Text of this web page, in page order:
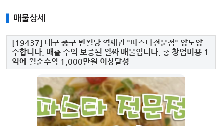
매물상세
[19437] 대구 중구 반월당 역세권 "파스타전문점" 양도양
수합니다. 매출 수익 보증된 알짜 매물입니다. 총 창업비용 1
억에 월순수익 1,000만원 이상달성